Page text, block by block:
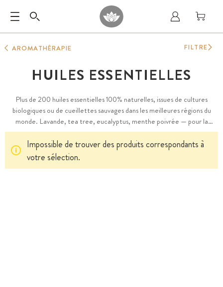
AROMATHÉRAPIE
HUILES ESSENTIELLES
Plus de 200 huiles essentielles 100% naturelles, issues de cultures
biologiques ou de cueillettes sauvages dans les meilleures régions du
monde. Lavande, tea tree, eucalyptus, menthe poivrée — pour la
relaxation, le sommeil, la digestion ou l'énergie. Pures, sans additifs, sans
conservateurs.
Impossible de trouver des produits correspondants à
votre sélection.
FILTRE